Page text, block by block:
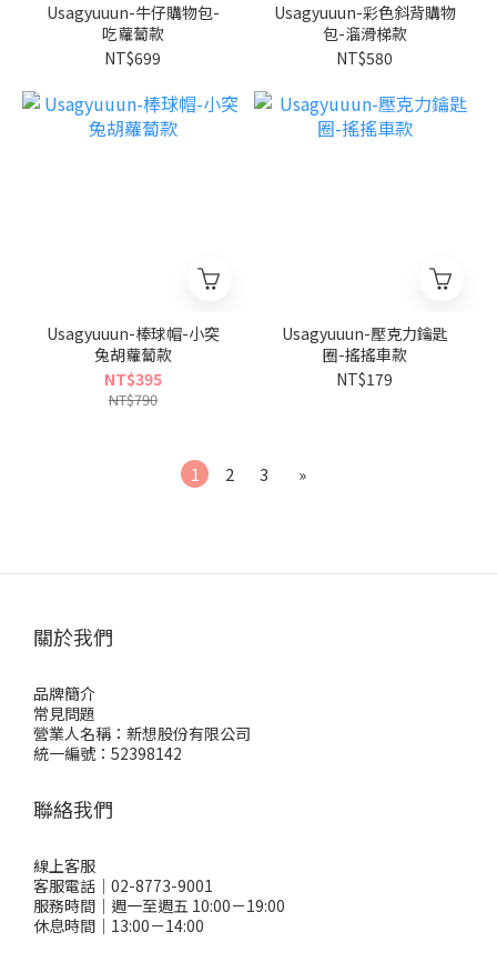
Usagyuuun-牛仔購物包-
吃蘿蔔款
NT$699
Usagyuuun-彩色斜背購物
包-溜滑梯款
NT$580
Usagyuuun-棒球帽-小突
兔胡蘿蔔款
NT$395
NT$790
Usagyuuun-壓克力鑰匙
圈-搖搖車款
NT$179
1 2 3 »
關於我們
品牌簡介
常見問題
營業人名稱：新想股份有限公司
統一編號：52398142
聯絡我們
線上客服
客服電話｜02-8773-9001
服務時間｜週一至週五 10:00－19:00
休息時間｜13:00－14:00